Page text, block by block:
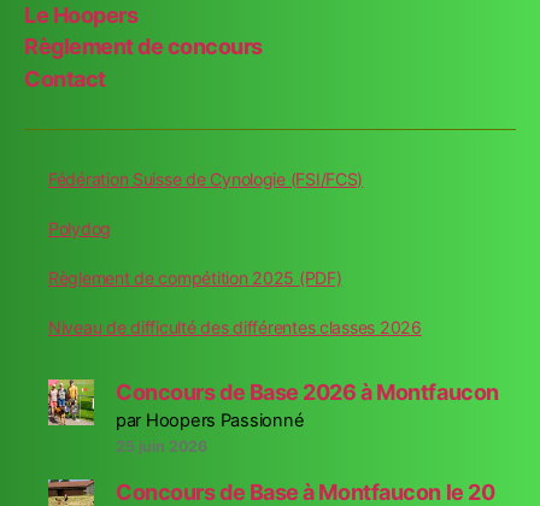
Le Hoopers
Règlement de concours
Contact
Fédération Suisse de Cynologie (FSI/FCS)
Polydog
Règlement de compétition 2025 (PDF)
Niveau de difficulté des différentes classes 2026
Concours de Base 2026 à Montfaucon
par Hoopers Passionné
25 juin 2026
Concours de Base à Montfaucon le 20